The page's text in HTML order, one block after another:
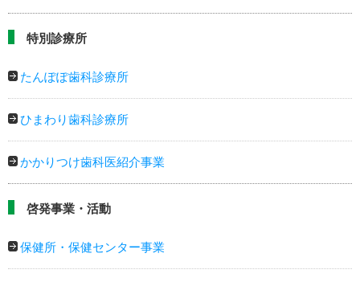
特別診療所
たんぽぽ歯科診療所
ひまわり歯科診療所
かかりつけ歯科医紹介事業
啓発事業・活動
保健所・保健センター事業